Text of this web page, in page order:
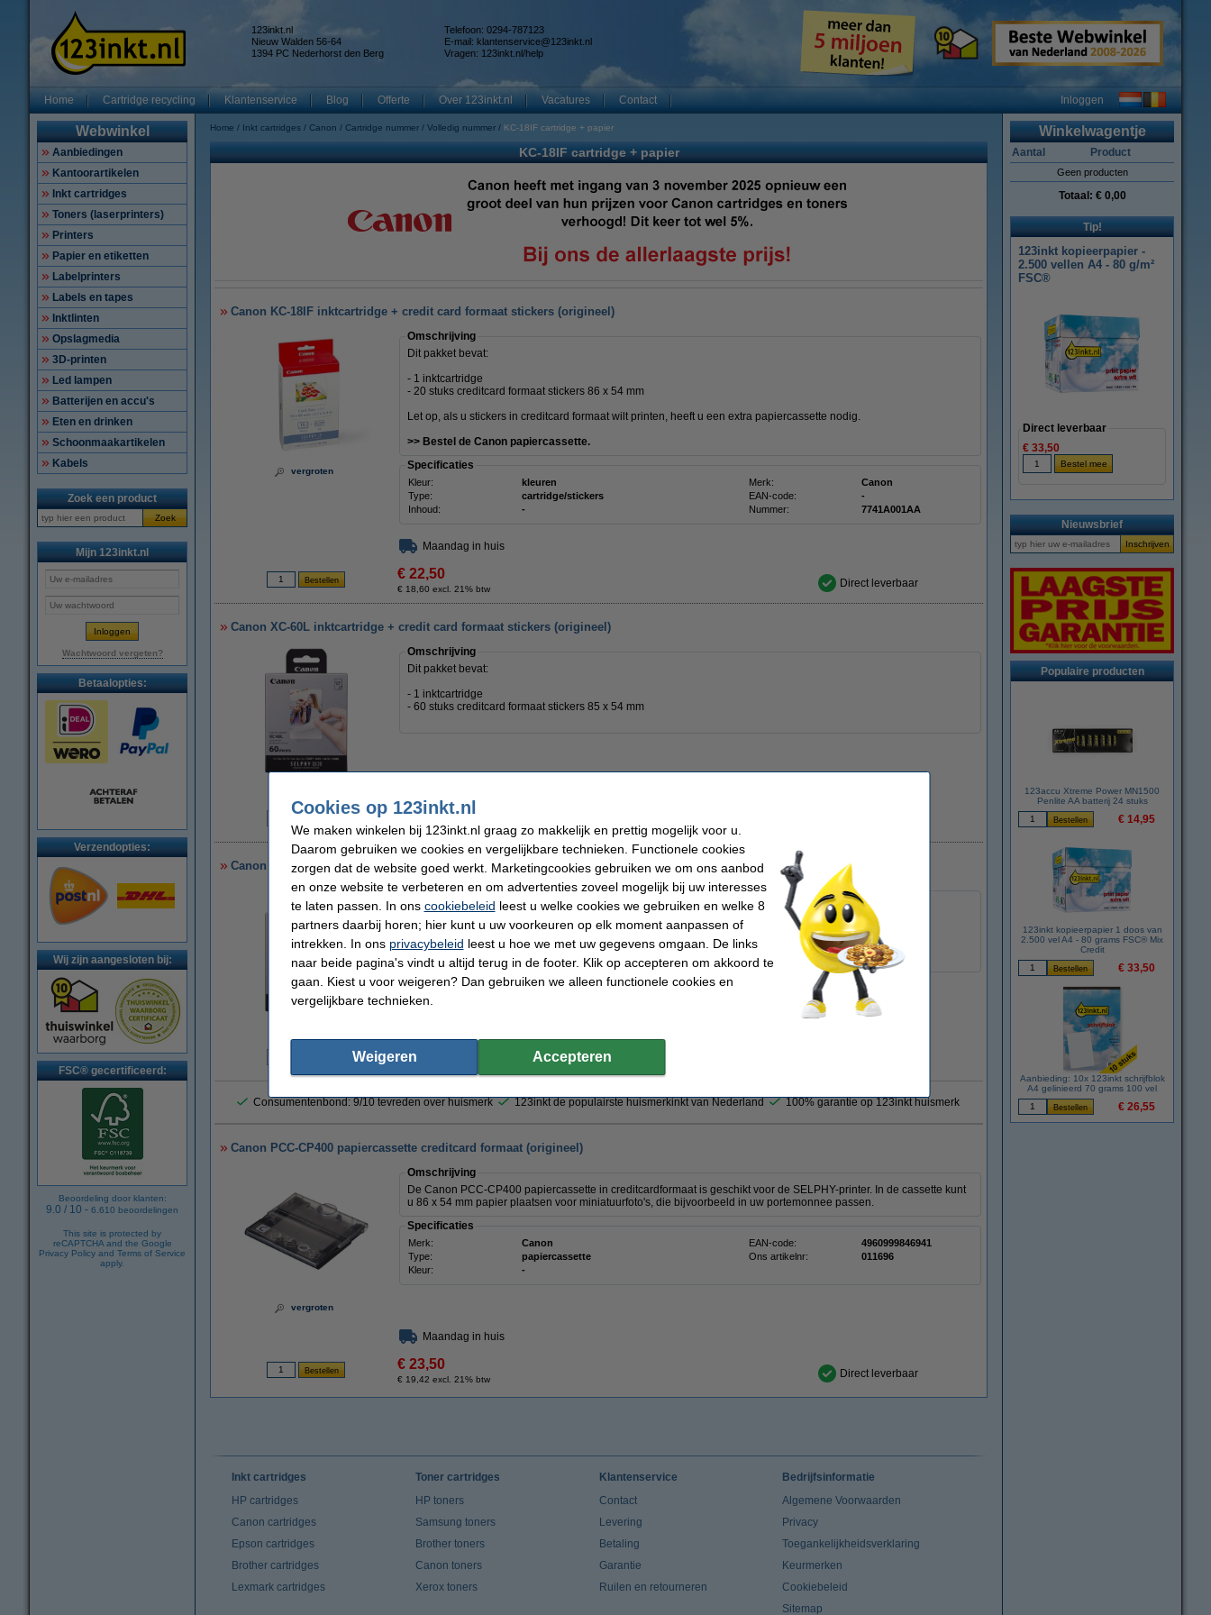
123inkt.nl
Nieuw Walden 56-64
1394 PC Nederhorst den Berg
Telefoon: 0294-787123
E-mail: klantenservice@123inkt.nl
Vragen: 123inkt.nl/help
Home Cartridge recycling Klantenservice Blog Offerte Over 123inkt.nl Vacatures Contact Inloggen
Webwinkel
Aanbiedingen
Kantoorartikelen
Inkt cartridges
Toners (laserprinters)
Printers
Papier en etiketten
Labelprinters
Labels en tapes
Inktlinten
Opslagmedia
3D-printen
Led lampen
Batterijen en accu's
Eten en drinken
Schoonmaakartikelen
Kabels
Zoek een product
Zoek
Mijn 123inkt.nl
Wachtwoord vergeten?
Betaalopties:
Verzendopties:
Wij zijn aangesloten bij:
FSC® gecertificeerd:
Beoordeling door klanten:
9.0 / 10 - 6.610 beoordelingen
This site is protected by
reCAPTCHA and the Google
Privacy Policy and Terms of Service
apply.
Home Inkt cartridges Canon Cartridge nummer Volledig nummer KC-18IF cartridge + papier
KC-18IF cartridge + papier
Canon KC-18IF inktcartridge + credit card formaat stickers (origineel)
vergroten
Omschrijving
Dit pakket bevat:
- 1 inktcartridge
- 20 stuks creditcard formaat stickers 86 x 54 mm
Let op, als u stickers in creditcard formaat wilt printen, heeft u een extra papiercassette nodig.
>> Bestel de Canon papiercassette.
Specificaties
Kleur: kleuren Merk:
Canon
Type:
cartridge/stickers EAN-code:
-
Inhoud:
- Nummer: 7741A001AA
Maandag in huis
€ 22,50
€ 18,60 excl. 21% btw Direct leverbaar
Canon XC-60L inktcartridge + credit card formaat stickers (origineel)
Omschrijving
Dit pakket bevat:
- 1 inktcartridge
- 60 stuks creditcard formaat stickers 85 x 54 mm
€ 48,50(Tijdelijk uitverkocht)
€ 40,08 excl. 21% btw
Canon XC-20L inktcartridge + credit card formaat stickers (origineel)
Omschrijving
Dit pakket bevat:
- 1 inktcartridge
- 20 stuks creditcard formaat stickers 85 x 54 mm
€ 29,50 (Tijdelijk uitverkocht)
Consumentenbond: 9/10 tevreden over huismerk 123inkt de populairste huismerkinkt van Nederland 100% garantie op 123inkt huismerk
Canon PCC-CP400 papiercassette creditcard formaat (origineel)
vergroten
Omschrijving
De Canon PCC-CP400 papiercassette in creditcardformaat is geschikt voor de SELPHY-printer. In de cassette kunt
u 86 x 54 mm papier plaatsen voor miniatuurfoto's, die bijvoorbeeld in uw portemonnee passen.
Specificaties
Merk: Canon EAN-code:
4960999846941
Type:
papiercassette Ons artikelnr:
011696
Kleur:
-
Maandag in huis
€ 23,50
€ 19,42 excl. 21% btw Direct leverbaar
Winkelwagentje
Aantal Product
Geen producten
Totaal: € 0,00
Tip!
123inkt kopieerpapier -
2.500 vellen A4 - 80 g/m²
FSC®
Direct leverbaar
€ 33,50
Nieuwsbrief
Populaire producten
123accu Xtreme Power MN1500
Penlite AA batterij 24 stuks
€ 14,95
123inkt kopieerpapier 1 doos van
2.500 vel A4 - 80 grams FSC® Mix
Credit
€ 33,50
Aanbieding: 10x 123inkt schrijfblok
A4 gelinieerd 70 grams 100 vel
€ 26,55
Inkt cartridges
HP cartridges
Canon cartridges
Epson cartridges
Brother cartridges
Lexmark cartridges
Toner cartridges
HP toners
Samsung toners
Brother toners
Canon toners
Xerox toners
Klantenservice
Contact
Levering
Betaling
Garantie
Ruilen en retourneren
Bedrijfsinformatie
Algemene Voorwaarden
Privacy
Toegankelijkheidsverklaring
Keurmerken
Cookiebeleid
Sitemap
Cookies op 123inkt.nl
We maken winkelen bij 123inkt.nl graag zo makkelijk en prettig mogelijk voor u.
Daarom gebruiken we cookies en vergelijkbare technieken. Functionele cookies
zorgen dat de website goed werkt. Marketingcookies gebruiken we om ons aanbod
en onze website te verbeteren en om advertenties zoveel mogelijk bij uw interesses
te laten passen. In ons cookiebeleid leest u welke cookies we gebruiken en welke 8
partners daarbij horen; hier kunt u uw voorkeuren op elk moment aanpassen of
intrekken. In ons privacybeleid leest u hoe we met uw gegevens omgaan. De links
naar beide pagina's vindt u altijd terug in de footer. Klik op accepteren om akkoord te
gaan. Kiest u voor weigeren? Dan gebruiken we alleen functionele cookies en
vergelijkbare technieken.
Weigeren Accepteren